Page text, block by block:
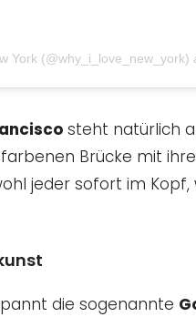
York (@why_i_love_new_york)
steht natürlich
Brücke mit
jeder sofort im Kopf,
die sogenannte